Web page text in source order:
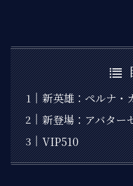
新英雄：ペルナ・
新登場：アバター
VIP510